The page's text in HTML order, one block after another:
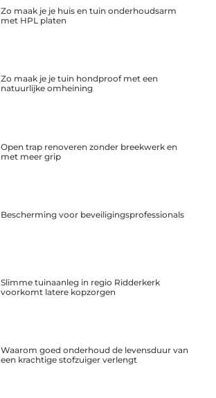
Zo maak je je huis en tuin onderhoudsarm
met HPL platen
Zo maak je je tuin hondproof met een
natuurlijke omheining
Open trap renoveren zonder breekwerk en
met meer grip
Bescherming voor beveiligingsprofessionals
Slimme tuinaanleg in regio Ridderkerk
voorkomt latere kopzorgen
Waarom goed onderhoud de levensduur van
een krachtige stofzuiger verlengt